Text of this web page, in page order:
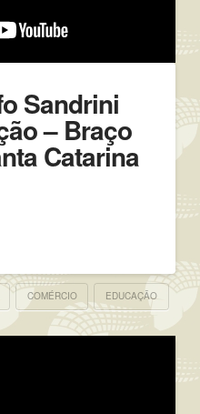
Sandrini
– Braço
Catarina
COMÉRCIO EDUCAÇÃO